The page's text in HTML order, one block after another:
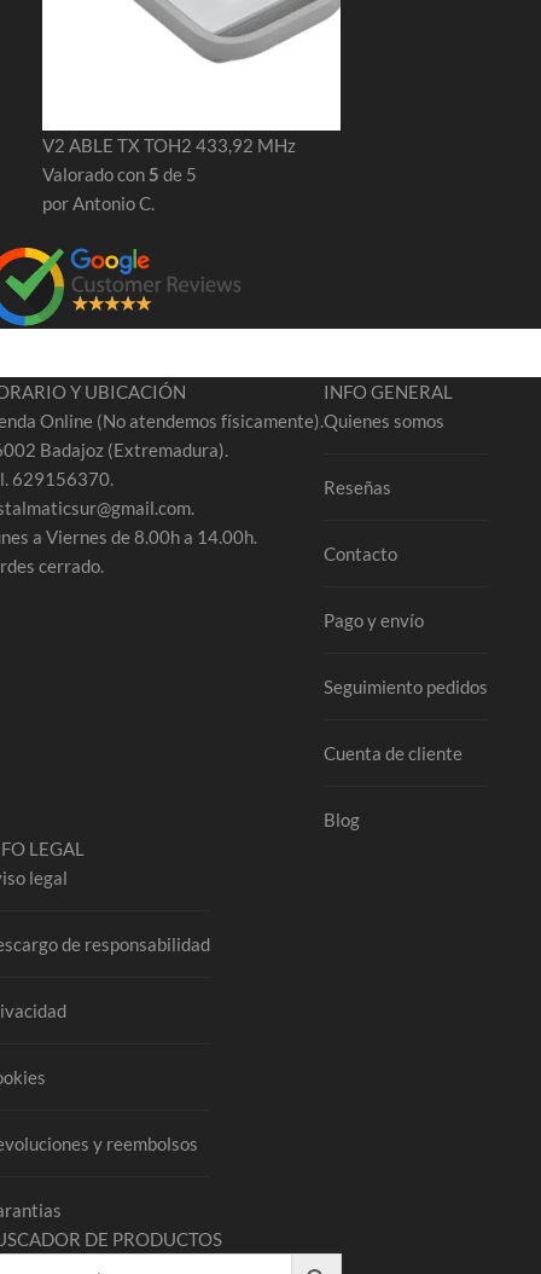
V2 ABLE TX TOH2 433,92 MHz
Valorado con 5 de 5
por Antonio C.
Y UBICACIÓN
Online (No atendemos físicamente).
Badajoz (Extremadura).
629156370.
a Viernes de 8.00h a 14.00h.
cerrado.
INFO GENERAL
Quienes somos
Reseñas
Contacto
Pago y envío
Seguimiento pedidos
Cuenta de cliente
Blog
LEGAL
legal
de responsabilidad
y reembolsos
DE PRODUCTOS